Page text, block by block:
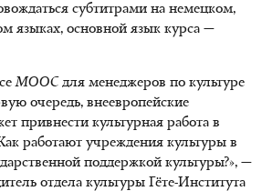
субтитрами на немецком,
языках, основной язык курса —
MOOC для менеджеров по культуре
очередь, внеевропейские
привнести культурная работа в
работают учреждения культуры в
поддержкой культуры?», —
отдела культуры Гёте-Института